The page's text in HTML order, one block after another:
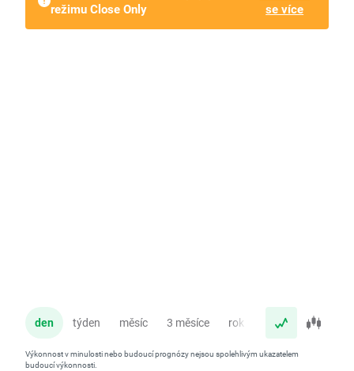
režimu Close Only
se více
den týden měsíc 3 měsíce rok
Výkonnost v minulosti nebo budoucí prognózy nejsou spolehlivým ukazatelem
budoucí výkonnosti.